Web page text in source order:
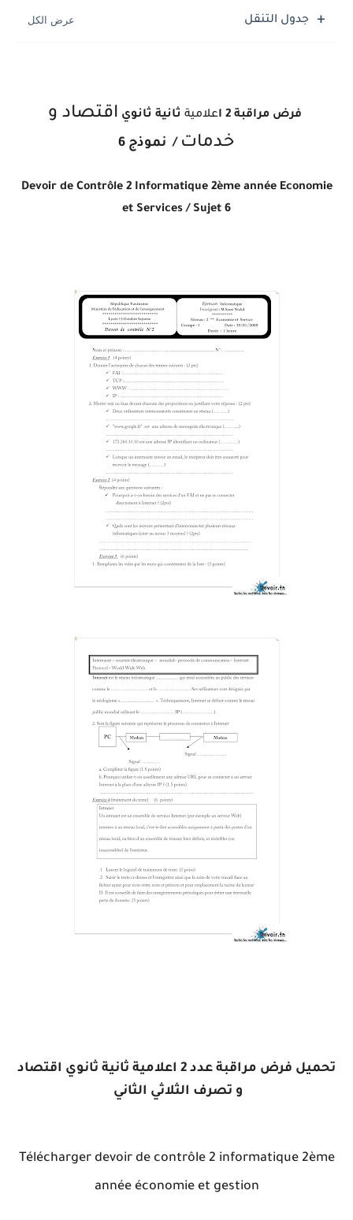
جدول التنقل
فرض مراقبة 2 ا علامية ثانية ثانوي اقتصاد و
خدمات / نموذج 6
Devoir de Contrôle 2 Informatique 2ème année Economie
et Services / Sujet 6
تحميل فرض مراقبة عدد 2 اعلامية ثانية ثانوي اقتصاد
و تصرف الثلاثي الثاني
Télécharger devoir de contrôle 2 informatique 2ème
année économie et gestion